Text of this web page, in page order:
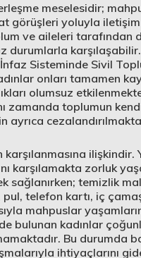
meselesidir;
görüşleri yoluyla iletişim
ve aileleri
durumlarla
Sisteminde Sivil
onları tamamen
olumsuz
zamanda toplumun
ayrıca
karşılamakta zorluk
sağlanırken; temizlik
telefon kartı, iç
mahpuslar
bulunan kadınlar
Bu durumda
ihtiyaçlarını